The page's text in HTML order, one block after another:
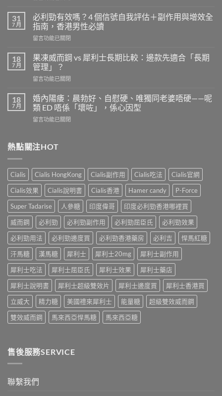
威
壯
的
安
劑
量
是
多
完
整
南：
男
讀
的
正
確
用
法〉
31
7 月
必利勁有效嗎？4 個信號自我評估＋副作用與增效全
指南，香港男性必讀
在
利
勁
有
效
4
個
信
號
評
副
作
用
與
增
效
指
南，
香
男
性
必
讀〉
留言功能已關閉
18
7 月
果凍威而鋼 vs 犀利士長期比較：邊款先適合「長期
管理」？
在
凍
威
而
鋼
利
期
比
較：
邊
款
先
合
「長
期
理」？〉
中
留言功能已關閉
18
7 月
婚內陽痿：晨勃好、自慰硬、唯獨同老婆唔硬——呢
類 ED 唔係「壞咗」，係心因型
在
陽
痿：
勃
好、
自
慰
硬、
唯
同
老
婆
硬
——
呢
類
ED
係
「壞
心
因
留言功能已關閉
熱點關注HOT
Cialis Cialis HongKong Cialis副作用 Cialis吃法
Cialis官網
Cialis效果
Cialis說明書 Cialis香港 Hamer candy
P-Force
Super Tadarise
人參糖 印度偉哥
印度必利勁香港哪裡買
威而鋼
必利勁 必利勁副作用 必利勁屈臣氏
必利勁效果
必利勁用法
必利勁邊度買 必利勁香港藥房 必利吉
悍馬紅糖
汗馬糖
漢馬糖 犀利士 犀利士20mg
犀利士副作用
犀利士吃法
犀利士屈臣氏 犀利士效果
犀利士藥店
犀利士說明書
犀利士超級雙效片 犀利士邊度買
犀利士香港買
立威大
精力糖 美國禮來犀利士 能量糖
超級雙效威而鋼
雙效威而鋼
馬來西亞悍馬糖 馬來西亞糖
售後服務SERVICE
聯繫我們